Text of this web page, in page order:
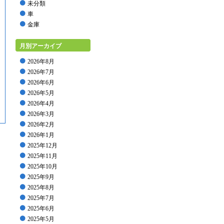
未分類
車
金庫
月別アーカイブ
2026年8月
2026年7月
2026年6月
2026年5月
2026年4月
2026年3月
2026年2月
2026年1月
2025年12月
2025年11月
2025年10月
2025年9月
2025年8月
2025年7月
2025年6月
2025年5月